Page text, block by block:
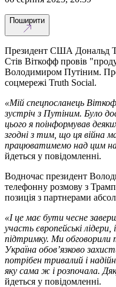
Поширити
Президент США Дональд
Стів Віткофф провів
Володимиром Путіним.
соцмережі Truth Social.
«Мій спецпосланець
зустріч з Путіним. Було
цього я поінформував
згодні з тим, що ця війна
працюватимемо над цим
йдеться у повідомленні.
Водночас президент
телефонну розмову з
позиція з партнерами
«І це має бути чесне
участь європейські
підтримку. Ми обговорили
Україна обов’язково
потрібен тривалий і
яку сама ж і розпочала.
йдеться у повідомленні.